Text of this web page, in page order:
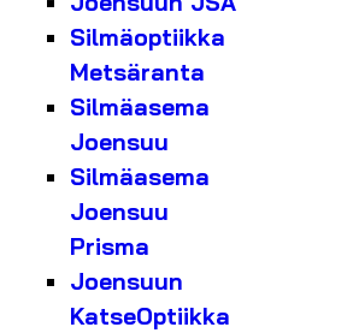
Silmäoptiikka
Metsäranta
Silmäasema
Joensuu
Silmäasema
Joensuu
Prisma
Joensuun
KatseOptiikka